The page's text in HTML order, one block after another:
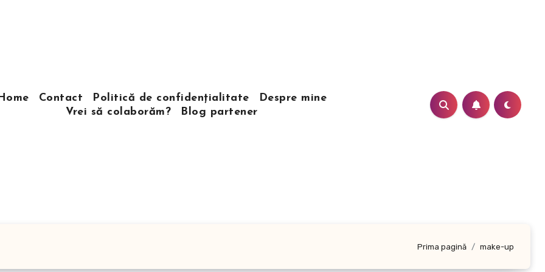
Home Contact Politică de confidențialitate
Despre mine
Vrei să colaborăm?
Blog partener
Prima pagină make-up